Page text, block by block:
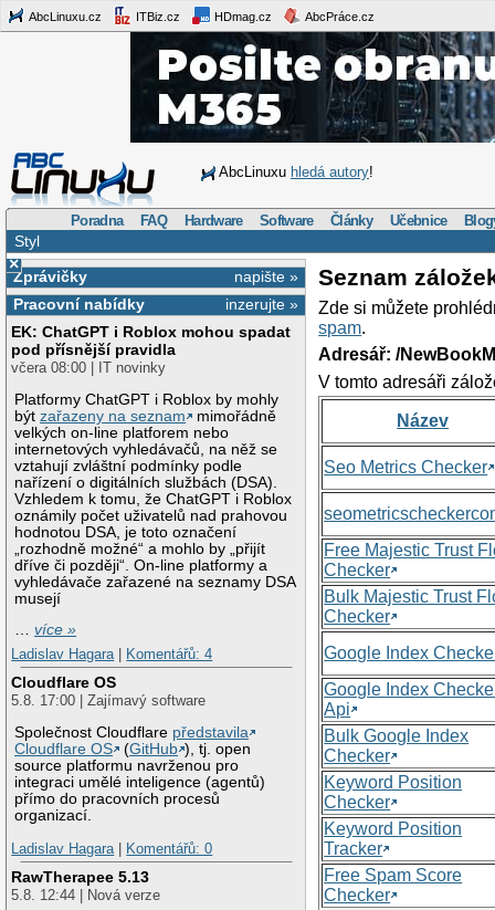
AbcLinuxu.cz ITBiz.cz HDmag.cz AbcPráce.cz
AbcLinuxu hledá autory!
Poradna FAQ Hardware Software Články Učebnice
Styl
×
napište »
Zprávičky
inzerujte »
Pracovní nabídky
EK: ChatGPT i Roblox mohou spadat
pod přísnější pravidla
včera 08:00 | IT novinky
Platformy ChatGPT i Roblox by mohly
býtzařazeny na seznam
mimořádně
velkých on-line platforem nebo
internetových vyhledávačů, na něž se
vztahují zvláštní podmínky podle
nařízení o digitálních službách (DSA).
Vzhledem k tomu, že ChatGPT i Roblox
oznámily počet uživatelů nad prahovou
hodnotou DSA, je toto označení
„rozhodně možné“ a mohlo by „přijít
dříve či později“. On-line platformy a
vyhledávače zařazené na seznamy DSA
musejí
…více »
Ladislav Hagara
Komentářů: 4
Cloudflare OS
5.8. 17:00 | Zajímavý software
Společnost Cloudflare představila
Cloudflare OS
(GitHub ), tj. open
source platformu navrženou pro
integraci umělé inteligence (agentů)
přímo do pracovních procesů
organizací.
Ladislav Hagara
Komentářů: 0
RawTherapee 5.13
5.8. 12:44 | Nová verze
Seznam
Zde si můžete
spam.
Adresář: /
V tomto adresáři
Název
Seo Metrics Checker
Free Majestic Trust
Checker
Bulk Majestic Trust
Checker
Google Index
Google Index
Api
Bulk Google Index
Checker
Keyword Position
Checker
Keyword Position
Tracker
Free Spam Score
Checker